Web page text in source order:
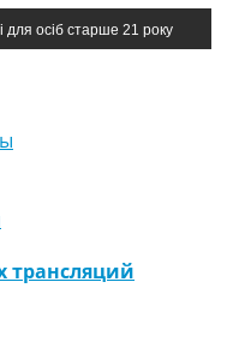
для осіб старше 21 року
трансляций